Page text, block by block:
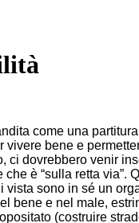
come una
vivere bene e
ci dovrebbero venir
è “sulla retta
sono in sé un
bene e nel male,
(costruire